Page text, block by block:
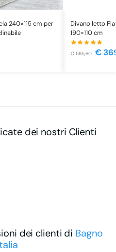
240×115 cm per
Divano letto
190×110 cm
€585,60 €
dei nostri Clienti
dei clienti di Bagno